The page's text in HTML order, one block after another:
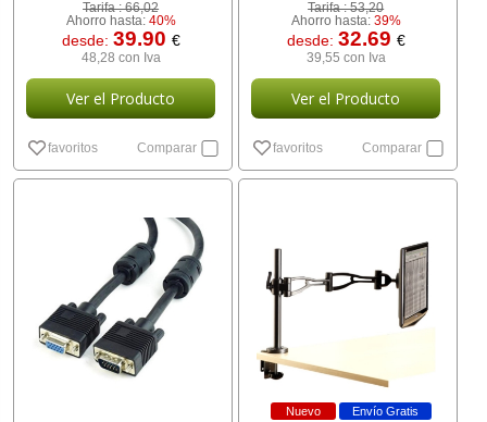
Tarifa :66,02
Ahorro hasta: 40%
desde: 39.90 €
48,28 con Iva
Ver el Producto
favoritos Comparar
Tarifa :53,20
Ahorro hasta: 39%
desde: 32.69 €
39,55 con Iva
Ver el Producto
favoritos Comparar
Envío Gratis
Nuevo